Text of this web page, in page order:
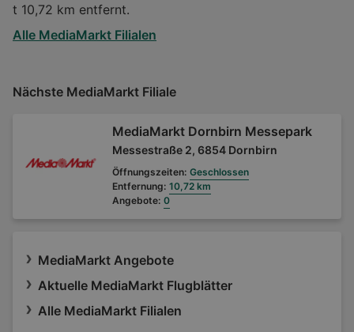
t 10,72 km entfernt.
Alle MediaMarkt Filialen
Nächste MediaMarkt Filiale
MediaMarkt Dornbirn Messepark
Messestraße 2, 6854 Dornbirn
Öffnungszeiten: Geschlossen
Entfernung: 10,72 km
Angebote: 0
MediaMarkt Angebote
Aktuelle MediaMarkt Flugblätter
Alle MediaMarkt Filialen